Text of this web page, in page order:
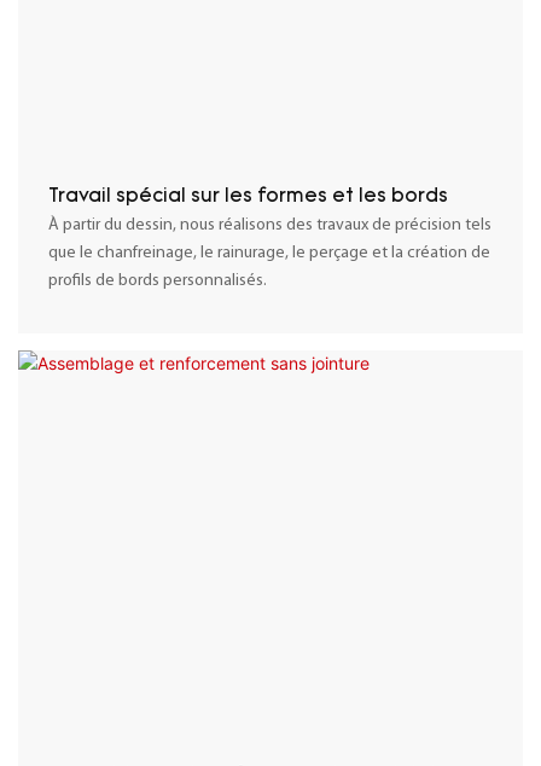
Travail spécial sur les formes et les bords
À partir du dessin, nous réalisons des travaux de précision tels
que le chanfreinage, le rainurage, le perçage et la création de
profils de bords personnalisés.